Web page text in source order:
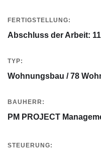
FERTIGSTELLUNG:
Abschluss der Arbeit:
TYP:
Wohnungsbau / 78
BAUHERR:
PM PROJECT
STEUERUNG: